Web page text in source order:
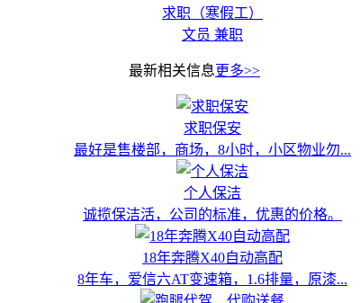
求职（寒假工）
文员 兼职
最新相关信息更多>>
求职保安
最好是售楼部，商场，8小时，小区物业勿...
个人保洁
诚揽保洁活，公司的标准，优惠的价格。
18年奔腾X40自动高配
8年车，爱信六AT变速箱，1.6排量，原漆...